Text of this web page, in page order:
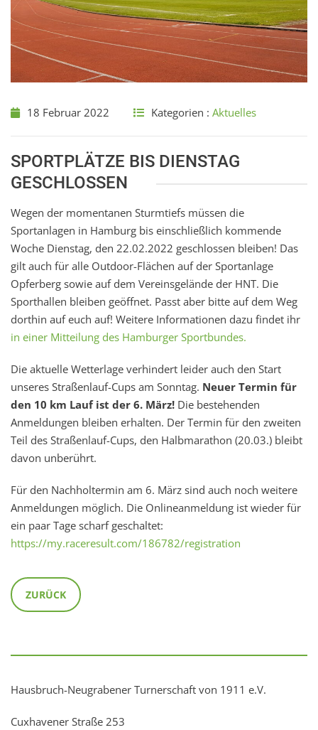
18 Februar 2022 Kategorien : Aktuelles
SPORTPLÄTZE BIS DIENSTAG
GESCHLOSSEN
Wegen der momentanen Sturmtiefs müssen die
Sportanlagen in Hamburg bis einschließlich kommende
Woche Dienstag, den 22.02.2022 geschlossen bleiben! Das
gilt auch für alle Outdoor-Flächen auf der Sportanlage
Opferberg sowie auf dem Vereinsgelände der HNT. Die
Sporthallen bleiben geöffnet. Passt aber bitte auf dem Weg
dorthin auf euch auf! Weitere Informationen dazu findet ihr
in einer Mitteilung des Hamburger Sportbundes.
Die aktuelle Wetterlage verhindert leider auch den Start
unseres Straßenlauf-Cups am Sonntag. Neuer Termin für
den 10 km Lauf ist der 6. März! Die bestehenden
Anmeldungen bleiben erhalten. Der Termin für den zweiten
Teil des Straßenlauf-Cups, den Halbmarathon (20.03.) bleibt
davon unberührt.
Für den Nachholtermin am 6. März sind auch noch weitere
Anmeldungen möglich. Die Onlineanmeldung ist wieder für
ein paar Tage scharf geschaltet:
https://my.raceresult.com/186782/registration
ZURÜCK
Hausbruch-Neugrabener Turnerschaft von 1911 e.V.
Cuxhavener Straße 253